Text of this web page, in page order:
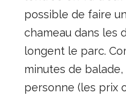
possible de faire
chameau dans les
longent le parc.
minutes de
personne (les prix